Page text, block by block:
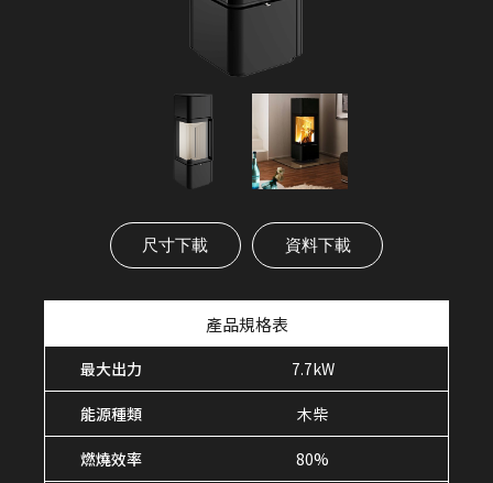
尺寸下載 資料下載
產品規格表
最大出力 7.7kW
能源種類 木柴
燃燒效率 80%